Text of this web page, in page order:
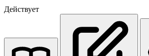
Действует